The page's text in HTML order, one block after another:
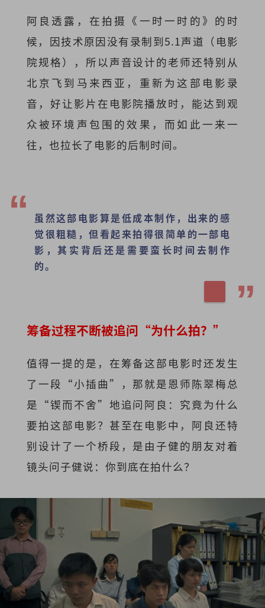
阿良透露，在拍摄《一时一时的》的时
候，因技术原因没有录制到5.1声道（电影
院规格），所以声音设计的老师还特别从
北京飞到马来西亚，重新为这部电影录
音，好让影片在电影院播放时，能达到观
众被环境声包围的效果，而如此一来一
往，也拉长了电影的后制时间。
虽然这部电影算是低成本制作，出来的感
觉很粗糙，但看起来拍得很简单的一部电
影，其实背后还是需要蛮长时间去制作
的。
筹备过程不断被追问“为什么拍？”
值得一提的是，在筹备这部电影时还发生
了一段“小插曲”，那就是恩师陈翠梅总
是“锲而不舍”地追问阿良：究竟为什么
要拍这部电影？甚至在电影中，阿良还特
别设计了一个桥段，是由子健的朋友对着
镜头问子健说：你到底在拍什么？